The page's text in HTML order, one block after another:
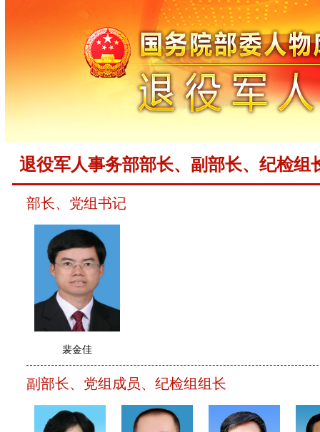
退役军人事务部部长、副部长、纪检组
部长、党组书记
裴金佳
副部长、党组成员、纪检组组长